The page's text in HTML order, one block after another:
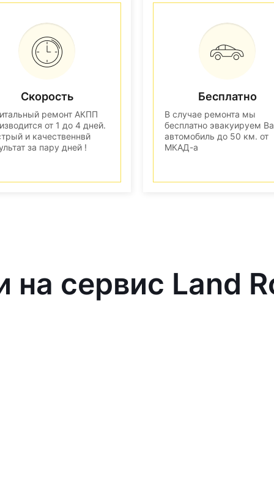
Скорость
ремонт АКПП
от 1 до 4 дней.
и качественнвй
за пару дней !
Бесплатно
В случае ремонта мы
бесплатно эвакуируем
автомобиль до 50 км. от
МКАД-а
на сервис Land